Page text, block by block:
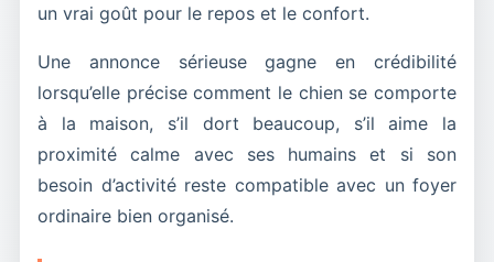
un vrai goût pour le repos et le confort.
Une annonce sérieuse gagne en crédibilité
lorsqu’elle précise comment le chien se comporte
à la maison, s’il dort beaucoup, s’il aime la
proximité calme avec ses humains et si son
besoin d’activité reste compatible avec un foyer
ordinaire bien organisé.